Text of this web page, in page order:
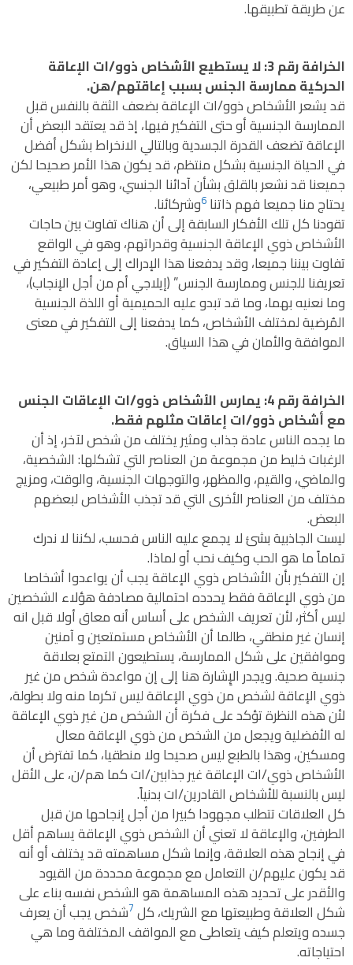
عن طريقة تطبيقها.
الخرافة رقم 3: لا يستطيع الأشخاص ذوو/ات الإعاقة
الحركية ممارسة الجنس بسبب إعاقتهم/هن.
قد يشعر الأشخاص ذوو/ات الإعاقة بضعف الثقة بالنفس قبل
الممارسة الجنسية أو حتى التفكير فيها، إذ قد يعتقد البعض أن
الإعاقة تضعف القدرة الجسدية وبالتالي الانخراط بشكل أفضل
في الحياة الجنسية بشكل منتظم، قد يكون هذا الأمر صحيحا لكن
جميعنا قد نشعر بالقلق بشأن آدائنا الجنسي، وهو أمر طبيعي،
يحتاج منا جميعا فهم ذاتنا 6وشركائنا.
تقودنا كل تلك الأفكار السابقة إلى أن هناك تفاوت بين حاجات
الأشخاص ذوي الإعاقة الجنسية وقدراتهم، وهو في الواقع
تفاوت بيننا جميعا، وقد يدفعنا هذا الإدراك إلى إعادة التفكير في
تعريفنا للجنس وممارسة الجنس” (إيلاجي أم من أجل الإنجاب)،
وما نعنيه بهما، وما قد تبدو عليه الحميمية أو اللذة الجنسية
المُرضية لمختلف الأشخاص، كما يدفعنا إلى التفكير في معنى
الموافقة والأمان في هذا السياق.
الخرافة رقم 4: يمارس الأشخاص ذوو/ات الإعاقات الجنس
مع أشخاص ذوو/ات إعاقات مثلهم فقط.
ما يجده الناس عادة جذاب ومثير يختلف من شخص لآخر، إذ أن
الرغبات خليط من مجموعة من العناصر التي تشكلها: الشخصية،
والماضي، والقيم، والمظهر، والتوجهات الجنسية، والوقت، ومزيج
مختلف من العناصر الأخرى التي قد تجذب الأشخاص لبعضهم
البعض.
ليست الجاذبية بشئ لا يجمع عليه الناس فحسب، لكننا لا ندرك
تماماً ما هو الحب وكيف نحب أو لماذا.
إن التفكير بأن الأشخاص ذوي الإعاقة يجب أن يواعدوا أشخاصا
من ذوي الإعاقة فقط يحدده احتمالية مصادفة هؤلاء الشخصين
ليس أكثر، لأن تعريف الشخص على أساس أنه معاق أولا قبل انه
إنسان غير منطقي، طالما أن الأشخاص مستمتعين و آمنين
وموافقين على شكل الممارسة، يستطيعون التمتع بعلاقة
جنسية صحية. ويجدر الإِشارة هنا إلى إن مواعدة شخص من غير
ذوي الإعاقة لشخص من ذوي الإعاقة ليس تكرما منه ولا بطولة،
لأن هذه النظرة تؤكد على فكرة أن الشخص من غير ذوي الإعاقة
له الأفضلية ويجعل من الشخص من ذوي الإعاقة معال
ومسكين، وهذا بالطبع ليس صحيحا ولا منطقيا، كما تفترض أن
الأشخاص ذوي/ات الإعاقة غير جذابين/ات كما هم/ن، على الأقل
ليس بالنسبة للأشخاص القادرين/ات بدنياً.
كل العلاقات تتطلب مجهودا كبيرا من أجل إنجاحها من قبل
الطرفين، والإعاقة لا تعني أن الشخص ذوي الإعاقة يساهم أقل
في إنجاح هذه العلاقة، وإنما شكل مساهمته قد يختلف أو أنه
قد يكون عليهم/ن التعامل مع مجموعة محددة من القيود
والأقدر على تحديد هذه المساهمة هو الشخص نفسه بناء على
شكل العلاقة وطبيعتها مع الشريك، كل 7شخص يجب أن يعرف
جسده ويتعلم كيف يتعاطى مع المواقف المختلفة وما هي
احتياجاته.